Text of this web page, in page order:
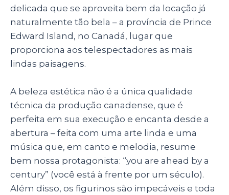
delicada que se aproveita bem da locação já
naturalmente tão bela – a província de Prince
Edward Island, no Canadá, lugar que
proporciona aos telespectadores as mais
lindas paisagens.
A beleza estética não é a única qualidade
técnica da produção canadense, que é
perfeita em sua execução e encanta desde a
abertura – feita com uma arte linda e uma
música que, em canto e melodia, resume
bem nossa protagonista: “you are ahead by a
century” (você está à frente por um século).
Além disso, os figurinos são impecáveis e toda